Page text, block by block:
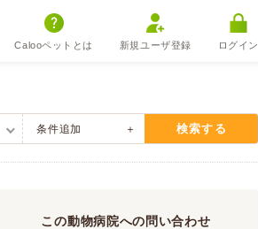
Calooペットとは 新規ユーザ登録 ログイン
条件追加 検索する
この動物病院への問い合わせ